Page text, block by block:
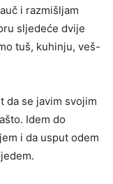
i razmišljam
sljedeće dvije
tuš, kuhinju, veš-
da se javim svojim
Idem do
i da usput odem